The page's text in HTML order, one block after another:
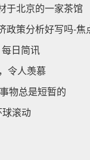
于北京的一家茶馆
政策分析好写吗-焦
日简讯
令人羡慕
物总是短暂的
滚动